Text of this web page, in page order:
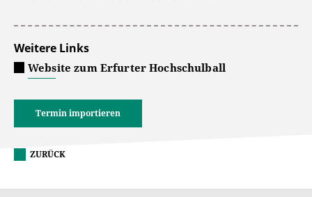
Weitere Links
Website zum Erfurter Hochschulball
Termin importieren
ZURÜCK